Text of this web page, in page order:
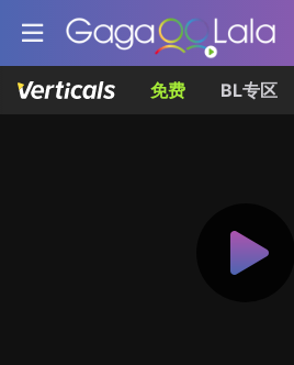
免费 BL专区